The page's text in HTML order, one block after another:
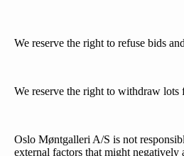
We reserve the right to refuse bids
We reserve the right to withdraw lots
Oslo Møntgalleri A/S is not
external factors that might negatively